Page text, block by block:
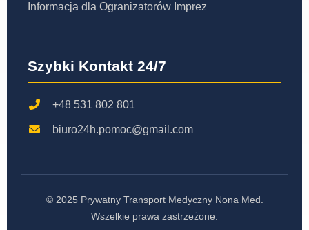
Informacja dla Ogranizatorów Imprez
Szybki Kontakt 24/7
+48 531 802 801
biuro24h.pomoc@gmail.com
© 2025 Prywatny Transport Medyczny Nona Med.
Wszelkie prawa zastrzeżone.